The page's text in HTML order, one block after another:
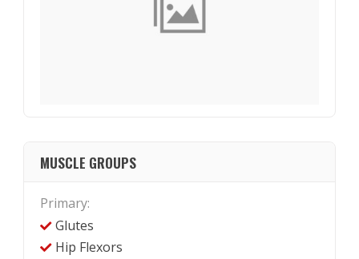
MUSCLE GROUPS
Primary:
Glutes
Hip Flexors